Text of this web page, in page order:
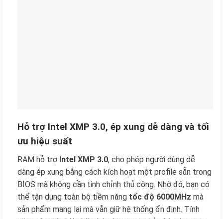
Hỗ trợ Intel XMP 3.0, ép xung dễ dàng và tối
ưu hiệu suất
RAM hỗ trợ Intel XMP 3.0, cho phép người dùng dễ
dàng ép xung bằng cách kích hoạt một profile sẵn trong
BIOS mà không cần tinh chỉnh thủ công. Nhờ đó, bạn có
thể tận dụng toàn bộ tiềm năng tốc độ 6000MHz mà
sản phẩm mang lại mà vẫn giữ hệ thống ổn định. Tính